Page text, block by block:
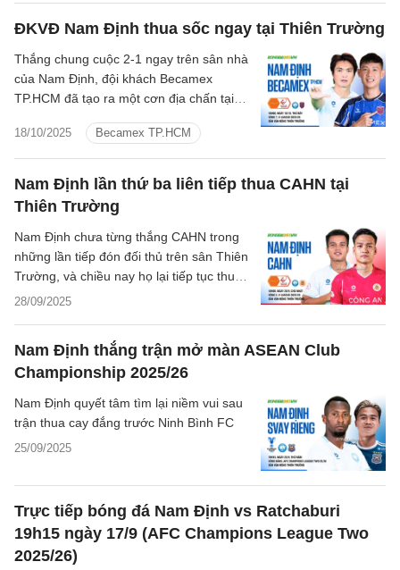
ĐKVĐ Nam Định thua sốc ngay tại Thiên Trường
18/10/2025 Becamex TP.HCM
Thắng chung cuộc 2-1 ngay trên sân nhà
của Nam Định, đội khách Becamex
TP.HCM đã tạo ra một cơn địa chấn tại
chuyên môn đã nhận định nếu giành
được 1 điểm đã là thành công của đội
bóng đất Thủ.
Nam Định lần thứ ba liên tiếp thua CAHN tại
Thiên Trường
28/09/2025
Nam Định chưa từng thắng CAHN trong
những lần tiếp đón đối thủ trên sân Thiên
Trường, và chiều nay họ lại tiếp tục thua
với tỷ số cách biệt. Một ngày buồn của
Nam Định thắng trận mở màn ASEAN Club
Championship 2025/26
25/09/2025
Nam Định quyết tâm tìm lại niềm vui sau
trận thua cay đắng trước Ninh Bình FC
Trực tiếp bóng đá Nam Định vs Ratchaburi
19h15 ngày 17/9 (AFC Champions League Two
2025/26)